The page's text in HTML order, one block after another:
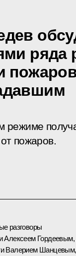
ряда
режиме
пожаров.
разговоры
Алексеем Гордеевым,
Валерием Шанцевым,